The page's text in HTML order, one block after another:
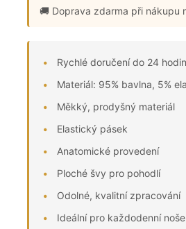
🚚 Doprava zdarma při nákupu
Rychlé doručení do 24 hodin
Materiál: 95% bavlna, 5%
Měkký, prodyšný materiál
Elastický pásek
Anatomické provedení
Ploché švy pro pohodlí
Odolné, kvalitní zpracování
Ideální pro každodenní